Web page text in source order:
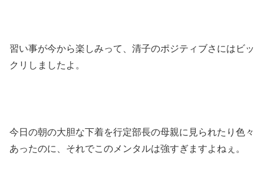
習い事が今から楽しみって、清子のポジティブさにはビッ
クリしましたよ。
今日の朝の大胆な下着を行定部長の母親に見られたり色々
あったのに、それでこのメンタルは強すぎますよねぇ。